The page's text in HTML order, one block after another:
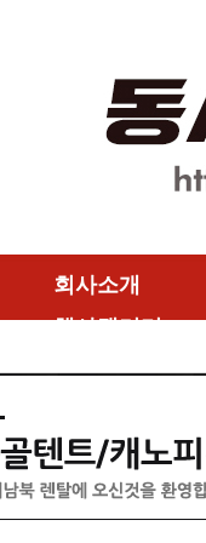
회사소개
행사갤러리